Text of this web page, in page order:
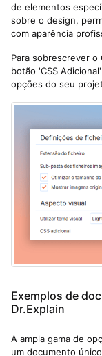
de elementos
sobre o design,
com aparência
Para sobrescrever o
botão 'CSS
opções do seu
Exemplos de
Dr.Explain
A ampla gama de
um documento